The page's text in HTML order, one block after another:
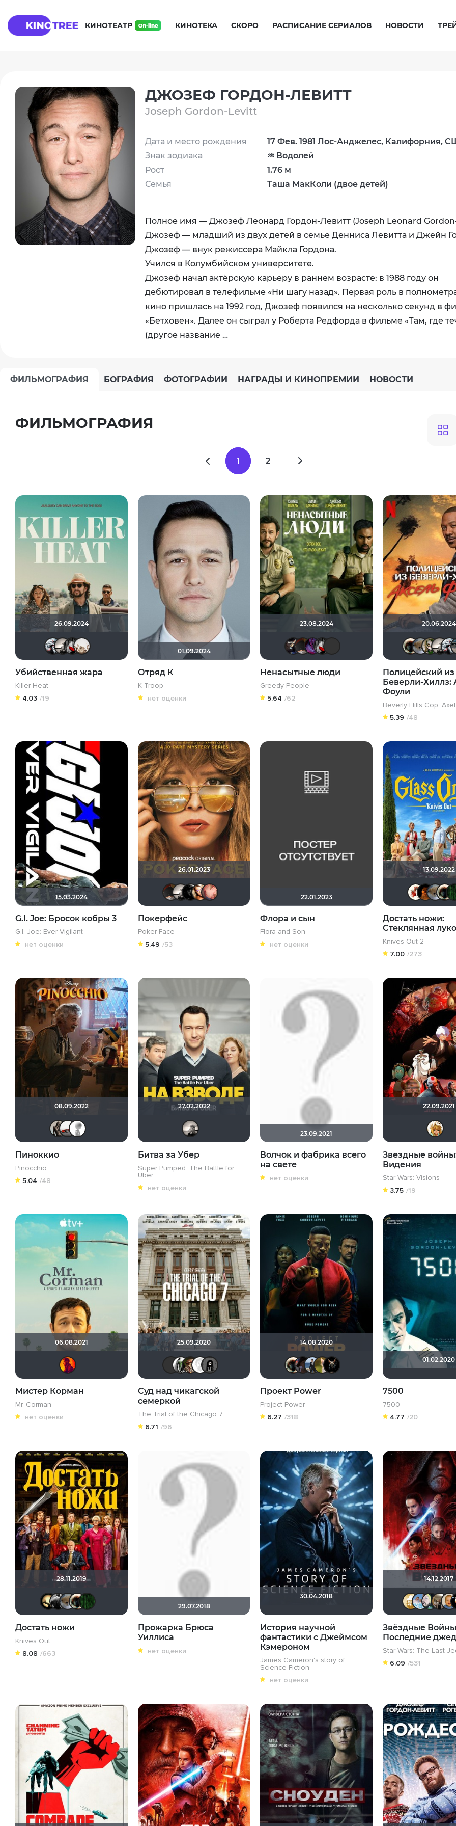
КИНОТЕАТР КИНОТЕКА СКОРО РАСПИСАНИЕ СЕРИАЛОВ НОВОСТИ
ДЖОЗЕФ ГОРДОН-ЛЕВИТТ
Joseph Gordon-Levitt
Дата и место рождения
Знак зодиака
Рост
Семья
17 Фев. 1981 Лос-Анджелес, Калифорния,
♒ Водолей
1.76 м
Таша МакКоли (двое детей)
Полное имя — Джозеф Леонард Гордон-Левитт (Joseph Leonard
Джозеф — младший из двух детей в семье Денниса Левитта и Джейн
Джозеф — внук режиссера Майкла Гордона.
Учился в Колумбийском университете.
Джозеф начал актёрскую карьеру в раннем возрасте: в 1988 году он
дебютировал в телефильме «Ни шагу назад». Первая роль в
кино пришлась на 1992 год, Джозеф появился на несколько секунд в
«Бетховен». Далее он сыграл у Роберта Редфорда в фильме «Там, где
(другое название …
ФИЛЬМОГРАФИЯ БОГРАФИЯ ФОТОГРАФИИ НАГРАДЫ И КИНОПРЕМИИ НОВОСТИ
ФИЛЬМОГРАФИЯ
1 2
26.09.2024
Рижанка
Мышь Белая
drummer82
Убийственная жара
Killer Heat
4.03 /19
01.09.2024
Отряд К
K Troop
нет оценки
23.08.2024
OG SmokeAlotМышь Белая
Ненасытные люди
Greedy People
5.64 /62
20.06.2024
Полицейский из
Беверли-Хиллз:
Фоули
Beverly Hills Cop:
5.39 /48
15.03.2024
G.I. Joe: Бросок кобры 3
G.I. Joe: Ever Vigilant
нет оценки
26.01.2023
valdizas
Покерфейс
Poker Face
5.49 /53
22.01.2023
Флора и сын
Flora and Son
нет оценки
13.09.2022
Достать ножи:
Стеклянная
Knives Out 2
7.00 /273
08.09.2022
Виктор Валентинович
Пиноккио
Pinocchio
5.04 /48
27.02.2022
Рижанка
Битва за Убер
Super Pumped: The Battle for
Uber
нет оценки
23.09.2021
Волчок и фабрика всего
на свете
нет оценки
22.09.2021
Звездные
Видения
Star Wars: Visions
3.75 /19
06.08.2021
Мистер Корман
Mr. Corman
нет оценки
25.09.2020
Schurikstein
Павел Деточкин
magrit_alessa
Суд над чикагской
семеркой
The Trial of the Chicago 7
6.71 /96
14.08.2020
HaotikKinoman541
dimas-kaskader94
Мя-ха-хау!
loki86
Проект Power
Project Power
6.27 /318
01.02.2020
7500
7500
4.77 /20
28.11.2019
NinelSOLwalrus1984
Анюта*-*
HaotikMatrix
Достать ножи
Knives Out
8.08 /663
29.07.2018
Прожарка Брюса
Уиллиса
нет оценки
30.04.2018
История научной
фантастики с Джеймсом
Кэмероном
James Cameron's story of
Science Fiction
нет оценки
14.12.2017
Звёздные
Последние
Star Wars: The Last
6.09 /531